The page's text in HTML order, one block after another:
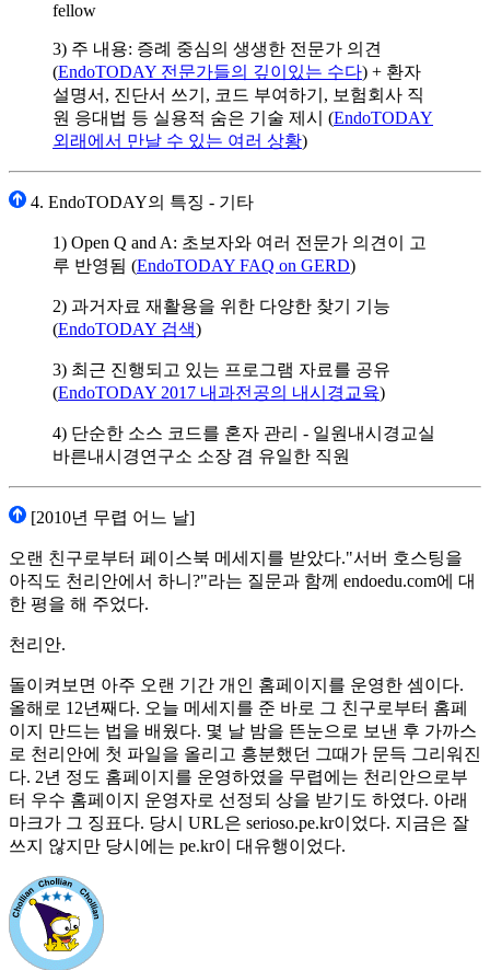
fellow
3) 주 내용: 증례 중심의 생생한 전문가 의견
(EndoTODAY 전문가들의 깊이있는 수다) + 환자
설명서, 진단서 쓰기, 코드 부여하기, 보험회사 직
원 응대법 등 실용적 숨은 기술 제시 (EndoTODAY
외래에서 만날 수 있는 여러 상황)
4. EndoTODAY의 특징 - 기타
1) Open Q and A: 초보자와 여러 전문가 의견이 고
루 반영됨 (EndoTODAY FAQ on GERD)
2) 과거자료 재활용을 위한 다양한 찾기 기능
(EndoTODAY 검색)
3) 최근 진행되고 있는 프로그램 자료를 공유
(EndoTODAY 2017 내과전공의 내시경교육)
4) 단순한 소스 코드를 혼자 관리 - 일원내시경교실
바른내시경연구소 소장 겸 유일한 직원
[2010년 무렵 어느 날]
오랜 친구로부터 페이스북 메세지를 받았다."서버 호스팅을
아직도 천리안에서 하니?"라는 질문과 함께 endoedu.com에 대
한 평을 해 주었다.
천리안.
돌이켜보면 아주 오랜 기간 개인 홈페이지를 운영한 셈이다.
올해로 12년째다. 오늘 메세지를 준 바로 그 친구로부터 홈페
이지 만드는 법을 배웠다. 몇 날 밤을 뜬눈으로 보낸 후 가까스
로 천리안에 첫 파일을 올리고 흥분했던 그때가 문득 그리워진
다. 2년 정도 홈페이지를 운영하였을 무렵에는 천리안으로부
터 우수 홈페이지 운영자로 선정되 상을 받기도 하였다. 아래
마크가 그 징표다. 당시 URL은 serioso.pe.kr이었다. 지금은 잘
쓰지 않지만 당시에는 pe.kr이 대유행이었다.